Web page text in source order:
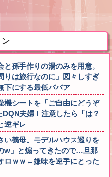
ン
孫手作りの湯のみを用意。
りは旅行なのに」図々しすぎ
下にする最低ババア
機シートを「ご自由にどうぞ
夫婦！注意したら「は？
逆ギレ
い義母。モデルハウス巡りを
w」と煽ってきたので…旦那
ロｗｗ←嫌味を逆手にとった